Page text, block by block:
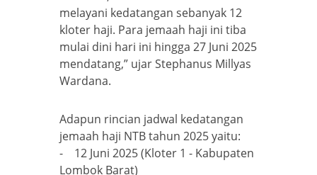
melayani kedatangan sebanyak 12
kloter haji. Para jemaah haji ini tiba
mulai dini hari ini hingga 27 Juni 2025
mendatang,” ujar Stephanus Millyas
Wardana.
Adapun rincian jadwal kedatangan
jemaah haji NTB tahun 2025 yaitu:
- 12 Juni 2025 (Kloter 1 - Kabupaten
Lombok Barat)